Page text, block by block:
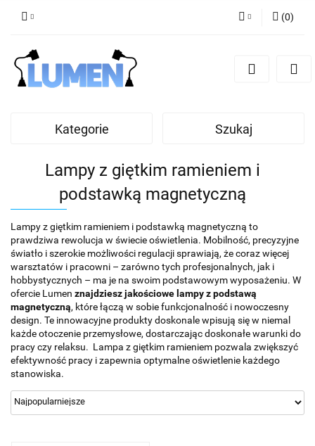
Zarejestruj się
(0)
Kategorie Szukaj
Lampy z giętkim ramieniem i
podstawką magnetyczną
Lampy z giętkim ramieniem i podstawką magnetyczną to
prawdziwa rewolucja w świecie oświetlenia. Mobilność, precyzyjne
światło i szerokie możliwości regulacji sprawiają, że coraz więcej
warsztatów i pracowni – zarówno tych profesjonalnych, jak i
hobbystycznych – ma je na swoim podstawowym wyposażeniu. W
ofercie Lumen znajdziesz jakościowe lampy z podstawą
magnetyczną, które łączą w sobie funkcjonalność i nowoczesny
design. Te innowacyjne produkty doskonale wpisują się w niemal
każde otoczenie przemysłowe, dostarczając doskonałe warunki do
pracy czy relaksu. Lampa z giętkim ramieniem pozwala zwiększyć
efektywność pracy i zapewnia optymalne oświetlenie każdego
stanowiska.